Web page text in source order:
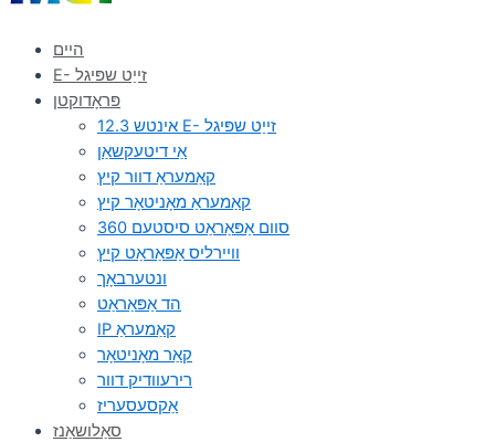
היים
E- זייַט שפּיגל
פּראָדוקטן
12.3 אינטש E- זייַט שפּיגל
אַי דיטעקשאַן
קאַמעראַ דוור קיץ
קאַמעראַ מאָניטאָר קיץ
360 סוום אַפּאַראַט סיסטעם
וויירליס אַפּאַראַט קיץ
ונטערבאָך
הד אַפּאַראַט
IP קאַמעראַ
קאַר מאָניטאָר
רירעוודיק דוור
אַקסעסעריז
סאַלושאַנז